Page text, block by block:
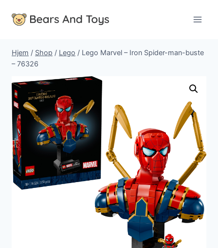
Hjem / Shop / Lego / Lego Marvel – Iron Spider-man-buste
– 76326